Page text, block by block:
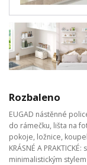
Rozbaleno
EUGAD nástěnné
do rámečku, lišta na
pokoje, ložnice,
KRÁSNÉ A
minimalistickým